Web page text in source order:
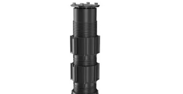
сравнить